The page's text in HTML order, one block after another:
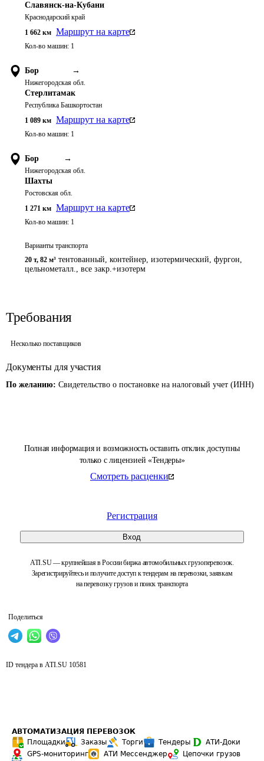
Полная информация и возможность оставить отклик доступны
только с лицензией «Тендеры»
Смотреть расценки
Регистрация
Вход
ATI.SU — крупнейшая в России биржа автомобильных грузоперевозок.
Зарегистрируйтесь и получите доступ к тендерам на перевозки, заявкам
на перевозку грузов и поиск транспорта
Поделиться
Славянск-на-Кубани
Краснодарский край
1 662 км Маршрут на карте
Кол-во машин: 1
Бор →
Нижегородская обл.
Стерлитамак
Республика Башкортостан
1 089 км Маршрут на карте
Кол-во машин: 1
Бор →
Нижегородская обл.
Шахты
Ростовская обл.
1 271 км Маршрут на карте
Кол-во машин: 1
Варианты транспорта
20 т, 82 м³ тентованный, контейнер, изотермический, фургон,
цельнометалл., все закр.+изотерм
Требования
Несколько поставщиков
Документы для участия
По желанию: Свидетельство о постановке на налоговый учет (ИНН)
ID тендера в ATI.SU 10581
АВТОМАТИЗАЦИЯ ПЕРЕВОЗОК
Площадки
Заказы Торги Тендеры
АТИ-Доки
GPS-мониторинг
АТИ Мессенджер
Цепочки грузов